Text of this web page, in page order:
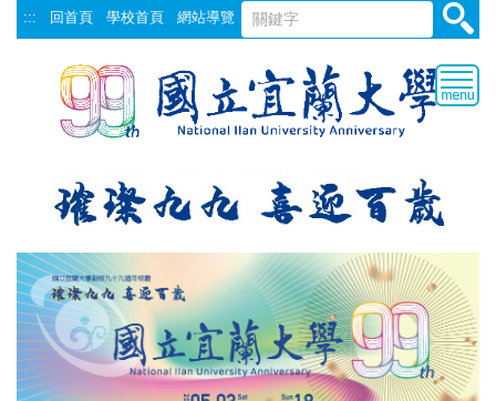
跳
到
::: 回首頁 學校首頁 網站導覽